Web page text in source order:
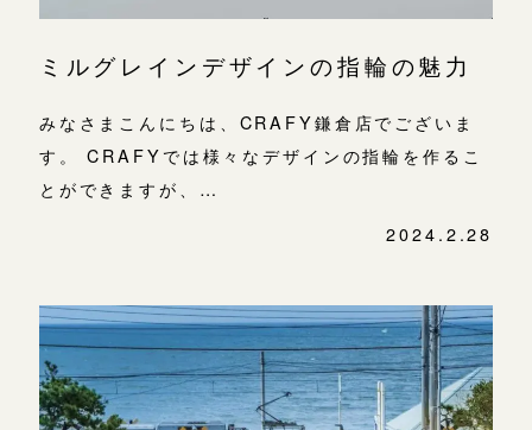
ミルグレインデザインの指輪の魅力
みなさまこんにちは、CRAFY鎌倉店でございま
す。 CRAFYでは様々なデザインの指輪を作るこ
とができますが、…
2024.2.28